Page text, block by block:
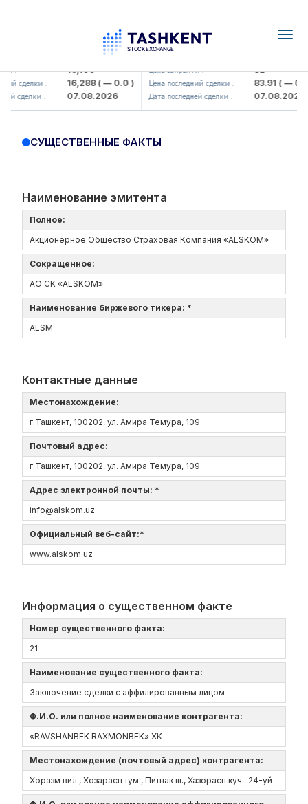
: 16,100
сделки : 16,288( — 0.0 )
сделки : 07.08.2026
KFSK (<Kafolat sug'urta
Цена закрытия : 82
Цена последний сделки : 83.91( — 0.0
Дата последней сделки : 07.08.2026
СУЩЕСТВЕННЫЕ ФАКТЫ
Наименование эмитента
Полное:
Акционерное Общество Страховая Компания «ALSKOM»
Сокращенное:
АО СК «ALSKOM»
Наименование биржевого тикера: *
ALSM
Контактные данные
Местонахождение:
г.Ташкент, 100202, ул. Амира Темура, 109
Почтовый адрес:
г.Ташкент, 100202, ул. Амира Темура, 109
Адрес электронной почты: *
info@alskom.uz
Официальный веб-сайт:*
www.alskom.uz
Информация о существенном факте
Номер существенного факта:
21
Наименование существенного факта:
Заключение сделки с аффилированным лицом
Ф.И.О. или полное наименование контрагента:
«RAVSHANBEK RAXMONBEK» XK
Местонахождение (почтовый адрес) контрагента:
Хоразм вил., Хозарасп тум., Питнак ш., Хазорасп куч.. 24-уй